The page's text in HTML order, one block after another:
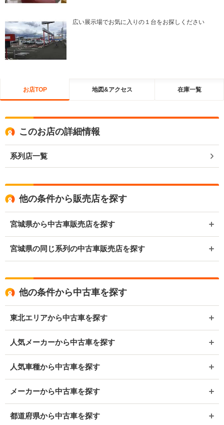
広い展示場でお気に入りの１台をお探しください
お店TOP 地図&アクセス 在庫一覧
このお店の詳細情報
系列店一覧
他の条件から販売店を探す
宮城県から中古車販売店を探す
宮城県の同じ系列の中古車販売店を探す
他の条件から中古車を探す
東北エリアから中古車を探す
人気メーカーから中古車を探す
人気車種から中古車を探す
メーカーから中古車を探す
都道府県から中古車を探す